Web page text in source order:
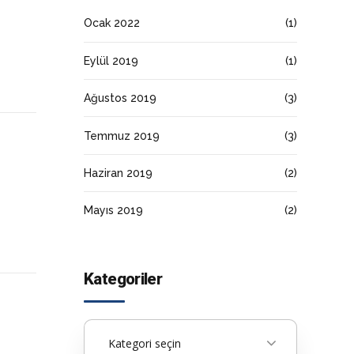
Ocak 2022 (1)
Eylül 2019 (1)
Ağustos 2019 (3)
Temmuz 2019 (3)
Haziran 2019 (2)
Mayıs 2019 (2)
Kategoriler
Kategori seçin